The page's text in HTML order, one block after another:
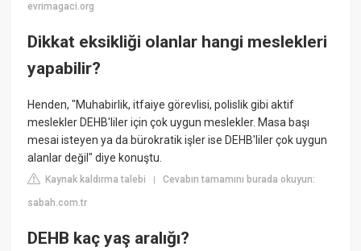
evrimagaci.org
Dikkat eksikliği olanlar hangi meslekleri
yapabilir?
Henden, "Muhabirlik, itfaiye görevlisi, polislik gibi aktif
meslekler DEHB'liler için çok uygun meslekler. Masa başı
mesai isteyen ya da bürokratik işler ise DEHB'liler çok uygun
alanlar değil" diye konuştu.
Kaynak kaldırma talebi |Cevabın tamamını burada okuyun:
sabah.com.tr
DEHB kaç yaş aralığı?